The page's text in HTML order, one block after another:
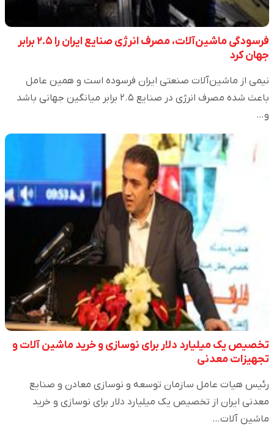
فرسودگی ماشین‌آلات، مصرف انرژی صنایع ایران را ۲.۵ برابر
جهان کرد
نیمی از ماشین‌آلات صنعتی ایران فرسوده است و همین عامل
باعث شده مصرف انرژی در صنایع ۲.۵ برابر میانگین جهانی باشد
و…
تخصیص یک میلیارد دلار برای نوسازی و خرید ماشین آلات و
تجهیزات معدنی
رئیس هیات عامل سازمان توسعه و نوسازی معادن و صنایع
معدنی ایران از تخصیص یک میلیارد دلار برای نوسازی و خرید
ماشین آلات…